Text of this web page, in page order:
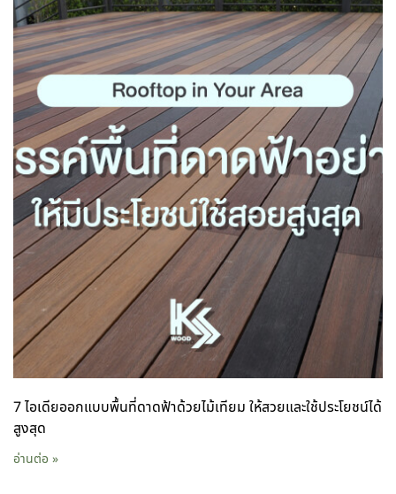
7 ไอเดียออกแบบพื้นที่ดาดฟ้าด้วยไม้เทียม ให้สวยและใช้ประโยชน์ได้
สูงสุด
อ่านต่อ »